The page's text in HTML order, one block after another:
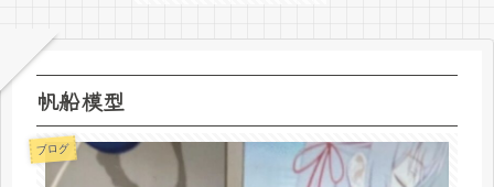
帆船模型
ブログ